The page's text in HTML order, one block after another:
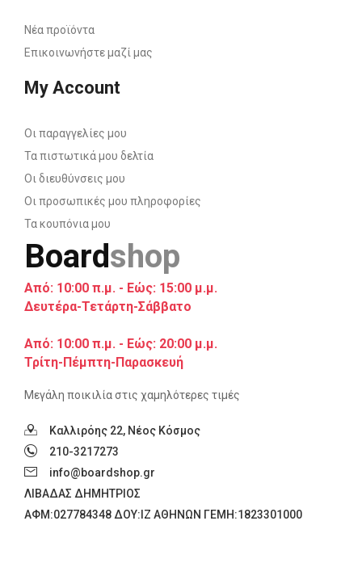
Νέα προϊόντα
Επικοινωνήστε μαζί μας
My Account
Οι παραγγελίες μου
Τα πιστωτικά μου δελτία
Οι διευθύνσεις μου
Οι προσωπικές μου πληροφορίες
Τα κουπόνια μου
Boardshop
Από: 10:00 π.μ. - Εώς: 15:00 μ.μ.
Δευτέρα-Τετάρτη-Σάββατο
Από: 10:00 π.μ. - Εώς: 20:00 μ.μ.
Τρίτη-Πέμπτη-Παρασκευή
Μεγάλη ποικιλία στις χαμηλότερες τιμές
Καλλιρόης 22, Νέος Κόσμος
210-3217273
info@boardshop.gr
ΛΙΒΑΔΑΣ ΔΗΜΗΤΡΙΟΣ
ΑΦM:027784348 ΔΟΥ:ΙΖ ΑΘΗΝΩΝ ΓΕΜΗ:1823301000